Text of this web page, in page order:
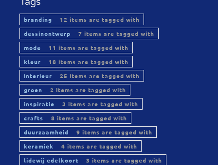
branding
12 items are tagged with
dessinontwerp
7 items are tagged with
mode
11 items are tagged with
kleur
18 items are tagged with
interieur
25 items are tagged with
groen
2 items are tagged with
inspiratie
3 items are tagged with
crafts
8 items are tagged with
duurzaamheid
9 items are tagged with
keramiek
4 items are tagged with
lidewij edelkoort
3 items are tagged with